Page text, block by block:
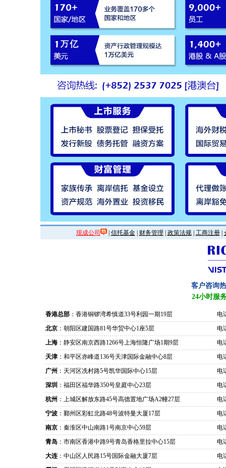
现成公司 | 信托基金| 财务管理 政策法规| 工商注册|
客户咨询
24小时服
香港总部 ：香港铜锣湾希慎道33号利园一期19层
电
北京 ：朝阳区建国路81号华贸中心1座5层
电
上海 ：静安区南京西路1266号上海恒隆广场1期9层
电
天津 ：和平区赤峰道136号天津国际金融中心8层
电
广州 ：天河区冼村路5号凯华国际中心15层
电
深圳 ：福田区福华路350号皇庭中心23层
电
杭州 ：上城区解放东路45号高德置地广场A2幢27层
电
宁波 ：鄞州区彩虹北路48号波特曼大厦17层
电
南京 ：秦淮区中山南路1号南京中心59层
电
青岛 ：市南区香港中路9号青岛香格里拉中心15层
电
大连 ：中山区人民路15号国际金融大厦7层
电